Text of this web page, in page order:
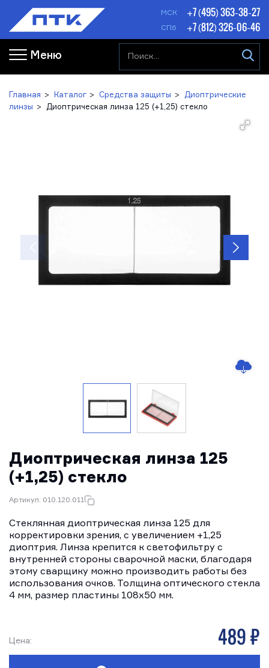
МСК +7 (495) 363-38-27
СПб +7 (812) 326-06-46
Меню
Главная Каталог Средства защиты
Диоптрические
линзы
Диоптрическая линза 125 (+1,25) стекло
Диоптрическая линза 125
(+1,25) стекло
Артикул: 010.120.011
Стеклянная диоптрическая линза 125 для
корректировки зрения, с увеличением +1,25
диоптрия. Линза крепится к светофильтру с
внутренней стороны сварочной маски, благодаря
этому сварщику можно производить работы без
использования очков. Толщина оптического стекла
4 мм, размер пластины 108х50 мм.
Цена: 489 р